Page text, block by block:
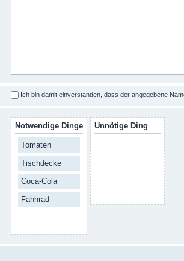
Ich bin damit einverstanden, dass der angegebene
Notwendige Dinge
Tomaten
Tischdecke
Coca-Cola
Fahhrad
Unnötige Ding